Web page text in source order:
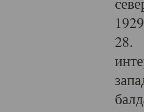
28.